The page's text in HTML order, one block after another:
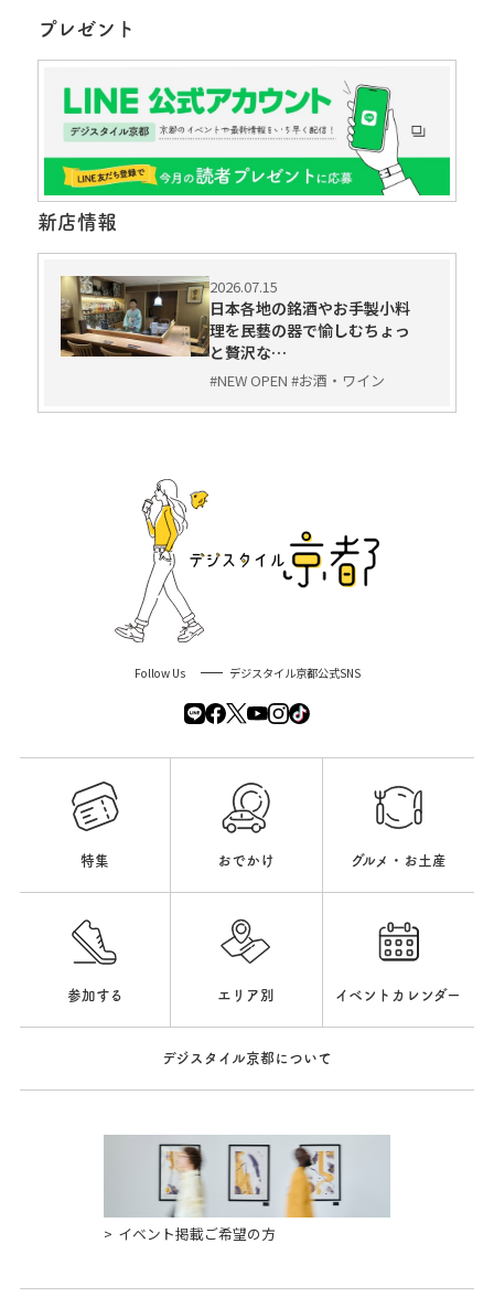
プレゼント
新店情報
2026.07.15
日本各地の銘酒やお手製小料
理を民藝の器で愉しむちょっ
と贅沢な…
#NEW OPEN #お酒・ワイン
Follow Us デジスタイル京都公式SNS
特集 おでかけ グルメ・お土産
参加する エリア別 イベントカレンダー
デジスタイル京都について
イベント掲載ご希望の方